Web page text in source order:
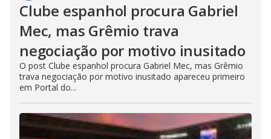
Clube espanhol procura Gabriel
Mec, mas Grêmio trava
negociação por motivo inusitado
O post Clube espanhol procura Gabriel Mec, mas Grêmio
trava negociação por motivo inusitado apareceu primeiro
em Portal do...